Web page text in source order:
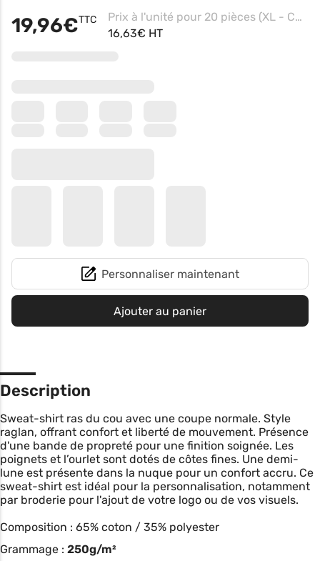
19,96€TTC
Prix à l'unité pour 20 pièces (XL - Charcoal/black, Impression coeur)
16,63€ HT
Personnaliser maintenant
Ajouter au panier
Description
Sweat-shirt ras du cou avec une coupe normale. Style
raglan, offrant confort et liberté de mouvement. Présence
d'une bande de propreté pour une finition soignée. Les
poignets et l’ourlet sont dotés de côtes fines. Une demi-
lune est présente dans la nuque pour un confort accru. Ce
sweat-shirt est idéal pour la personnalisation, notamment
par broderie pour l'ajout de votre logo ou de vos visuels.
Composition : 65% coton / 35% polyester
Grammage : 250g/m²